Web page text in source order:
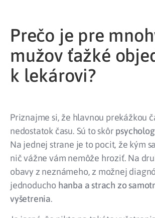
Prečo je pre
mužov ťažké
k lekárovi?
Priznajme si, že hlavnou prekážkou
nedostatok času. Sú to skôr
Na jednej strane je to pocit, že kým
nič vážne vám nemôže hroziť. Na
obavy z neznámeho, z možnej
jednoducho hanba a strach zo
vyšetrenia.